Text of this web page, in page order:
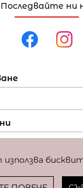
използва
Последвайте ни
курс за превалутиране: 1 EUR =